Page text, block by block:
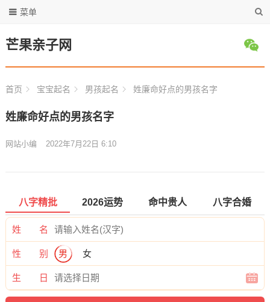
芒果亲子网
菜单
首页 宝宝起名 男孩起名 姓廉命好点的男孩名字
姓廉命好点的男孩名字
网站小编 2022年7月22日 6:10
八字精批 2026运势 命中贵人 八字合婚
姓 名
性 别 男 女
生 日